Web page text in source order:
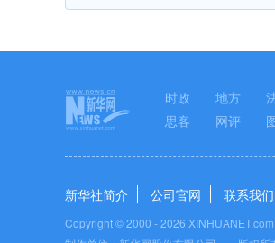
时政 地方
思客
网评
新华社简介 公司官网 联系我们
Copyright © 2000 -2026